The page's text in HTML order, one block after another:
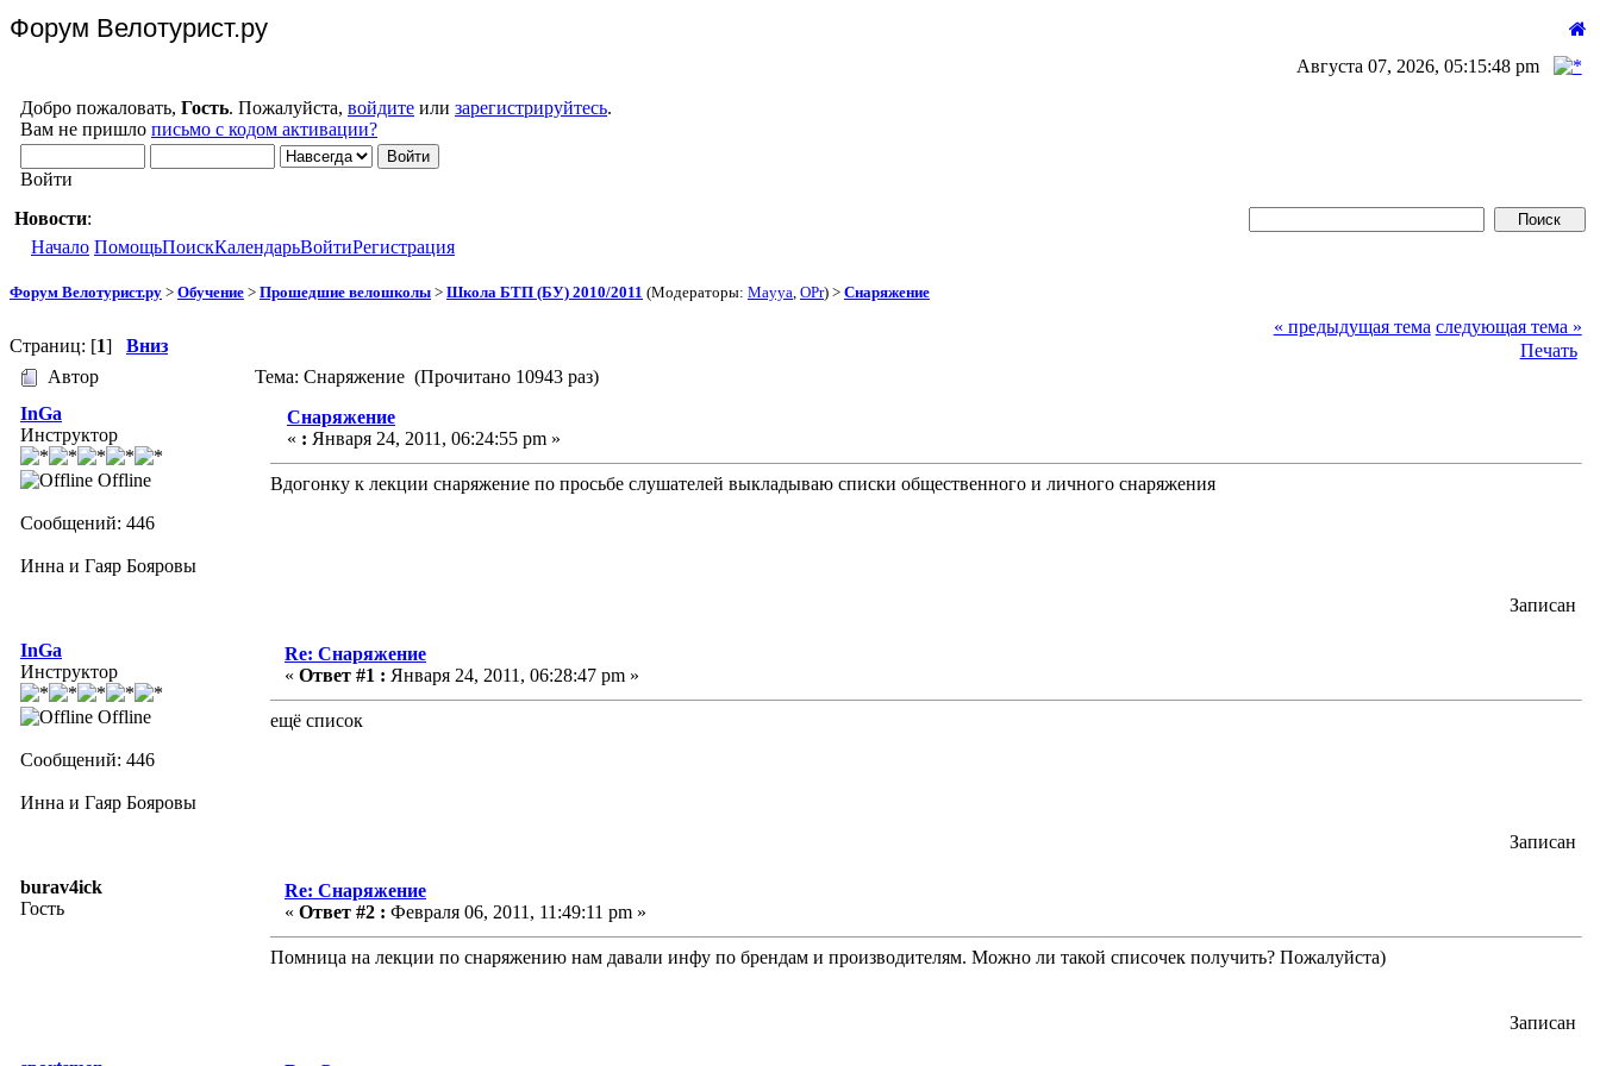
Форум Велотурист.ру
Августа 07, 2026, 05:15:48 pm
Добро пожаловать, Гость. Пожалуйста, войдите или зарегистрируйтесь.
Вам не пришло письмо с кодом активации?
Войти
Новости:
Начало ПомощьПоискКалендарьВойтиРегистрация
Форум Велотурист.ру > Обучение > Прошедшие велошколы > Школа БТП (БУ) 2010/2011 (Модераторы: Mayya OPr) > Снаряжение
Страниц: [1] Вниз
« предыдущая тема следующая тема »
Печать
Автор
Тема: Снаряжение (Прочитано 10943 раз)
InGa
Инструктор
Offline
Сообщений: 446
Инна и Гаяр Бояровы
Снаряжение
« : Января 24, 2011, 06:24:55 pm »
Вдогонку к лекции снаряжение по просьбе слушателей выкладываю списки общественного и личного снаряжения
Записан
InGa
Инструктор
Offline
Сообщений: 446
Инна и Гаяр Бояровы
Re: Снаряжение
« Ответ #1 : Января 24, 2011, 06:28:47 pm »
ещё список
Записан
burav4ick
Гость
Re: Снаряжение
« Ответ #2 : Февраля 06, 2011, 11:49:11 pm »
Помница на лекции по снаряжению нам давали инфу по брендам и производителям. Можно ли такой списочек получить? Пожалуйста)
Записан